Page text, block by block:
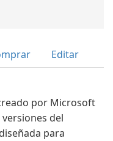
Editar
por Microsoft
del
para